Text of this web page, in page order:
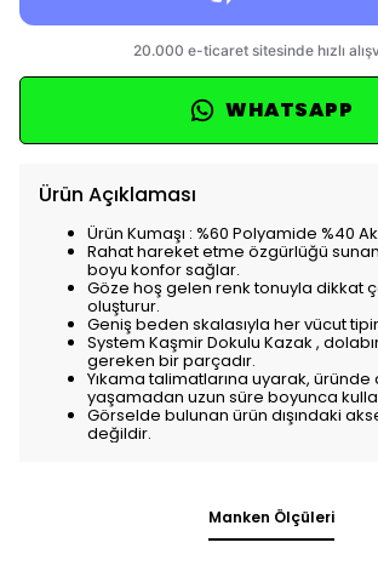
WHATSAPP
Ürün Açıklaması
Ürün Kumaşı : %60 Polyamide %40
Rahat hareket etme özgürlüğü sunan
boyu konfor sağlar.
Göze hoş gelen renk tonuyla dikkat
oluşturur.
Geniş beden skalasıyla her vücut
System Kaşmir Dokulu Kazak ,
gereken bir parçadır.
Yıkama talimatlarına uyarak,
yaşamadan uzun süre boyunca
Görselde bulunan ürün dışındaki
değildir.
Manken Ölçüleri